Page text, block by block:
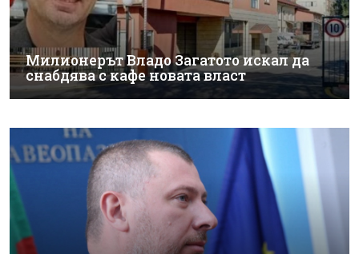
Милионерът Владо Загатото искал да
снабдява с кафе новата власт